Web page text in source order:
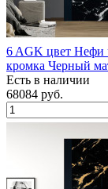
6 AGK цвет Нефи
кромка Черный
Есть в наличии
68084 руб.